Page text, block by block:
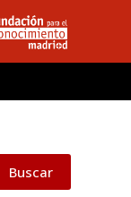
Buscar